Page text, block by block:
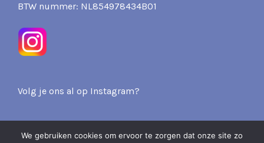
BTW nummer: NL854978434B01
Volg je ons al op Instagram?
We gebruiken cookies om ervoor te zorgen dat onze site zo